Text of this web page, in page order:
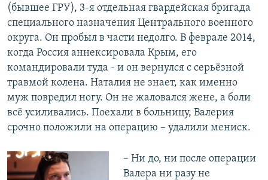
(бывшее ГРУ), 3-я отдельная гвардейская бригада
специального назначения Центрального военного
округа. Он пробыл в части недолго. В феврале 2014,
когда Россия аннексировала Крым, его
командировали туда - и он вернулся с серьёзной
травмой колена. Наталия не знает, как именно
муж повредил ногу. Он не жаловался жене, а боли
всё усиливались. Поехали в больницу, Валерия
срочно положили на операцию – удалили мениск.
– Ни до, ни после операции
Валера ни разу не